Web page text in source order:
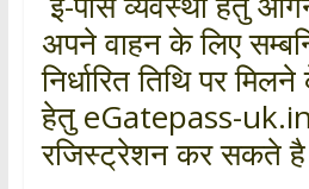
अपने वाहन के लिए
निर्धारित तिथि पर
हेतु eGatepass-
रजिस्ट्रेशन कर सकते